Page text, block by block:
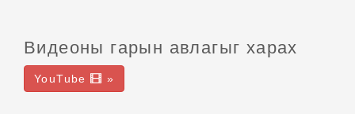
Видеоны гарын авлагыг харах
YouTube »